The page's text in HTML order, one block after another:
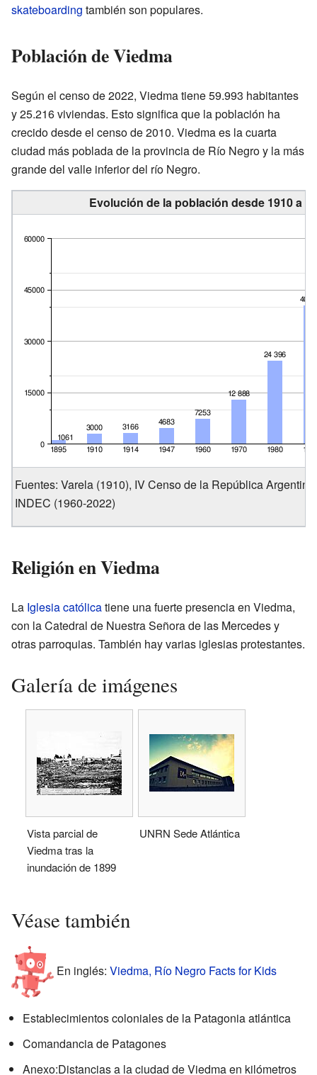
skateboarding también son populares.
Población de Viedma
Según el censo de 2022, Viedma tiene 59.993 habitantes
y 25.216 viviendas. Esto significa que la población ha
crecido desde el censo de 2010. Viedma es la cuarta
ciudad más poblada de la provincia de Río Negro y la más
grande del valle inferior del río Negro.
Evolución de la población desde 1910 a
Fuentes: Varela (1910), IV Censo de la República
INDEC (1960-2022)
Religión en Viedma
La Iglesia católicatiene una fuerte presencia en Viedma,
con la Catedral de Nuestra Señora de las Mercedes y
otras parroquias. También hay varias iglesias protestantes.
Galería de imágenes
Vista parcial de
Viedma tras la
inundación de 1899
UNRN Sede Atlántica
Véase también
En inglés: Viedma, Río Negro Facts for Kids
Establecimientos coloniales de la Patagonia atlántica
Comandancia de Patagones
Anexo:Distancias a la ciudad de Viedma en kilómetros